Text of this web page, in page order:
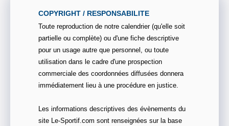
COPYRIGHT / RESPONSABILITE
Toute reproduction de notre calendrier (qu'elle soit
partielle ou complète) ou d'une fiche descriptive
pour un usage autre que personnel, ou toute
utilisation dans le cadre d'une prospection
commerciale des coordonnées diffusées donnera
immédiatement lieu à une procédure en justice.
Les informations descriptives des évènements du
site Le-Sportif.com sont renseignées sur la base